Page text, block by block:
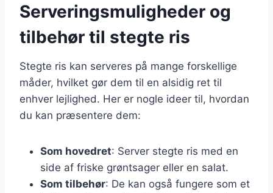
Serveringsmuligheder og
tilbehør til stegte ris
Stegte ris kan serveres på mange forskellige
måder, hvilket gør dem til en alsidig ret til
enhver lejlighed. Her er nogle ideer til, hvordan
du kan præsentere dem:
Som hovedret: Server stegte ris med en
side af friske grøntsager eller en salat.
Som tilbehør: De kan også fungere som et